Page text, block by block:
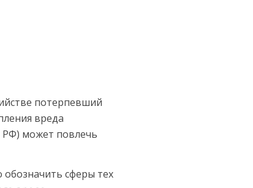
потерпевший
вреда
РФ) может повлечь
обо­значить сферы тех